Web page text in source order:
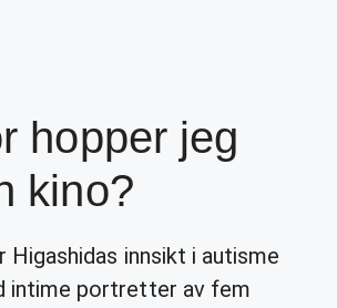
hopper jeg
kino?
Higashidas innsikt i autisme
intime portretter av fem